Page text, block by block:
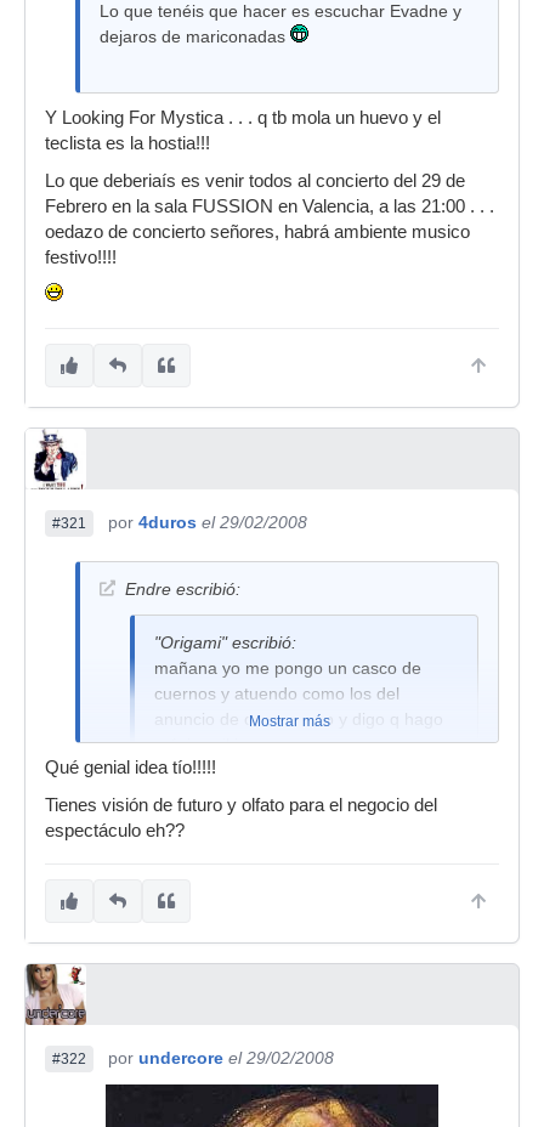
Lo que tenéis que hacer es escuchar Evadne y
dejaros de mariconadas
Y Looking For Mystica . . . q tb mola un huevo y el
teclista es la hostia!!!
Lo que deberiaís es venir todos al concierto del 29 de
Febrero en la sala FUSSION en Valencia, a las 21:00 . . .
oedazo de concierto señores, habrá ambiente musico
festivo!!!!
#321 por 4duros el 29/02/2008
Endre escribió:
"Origami" escribió:
mañana yo me pongo un casco de
cuernos y atuendo como los del
anuncio de cerveza o o y digo q hago
música vikinga.
Mostrar más
Qué genial idea tío!!!!!
Tienes visión de futuro y olfato para el negocio del
espectáculo eh??
#322 por undercore el 29/02/2008